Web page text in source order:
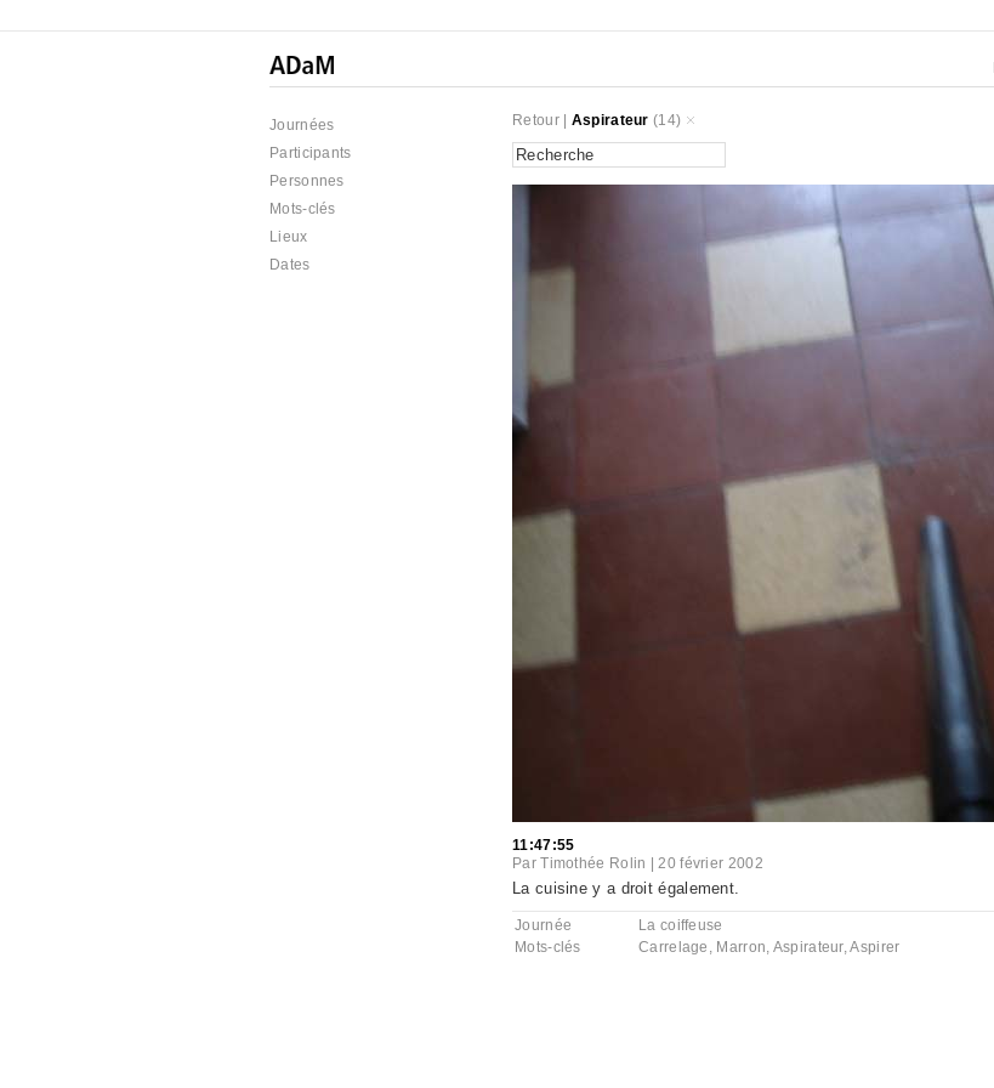
Journées
Participants
Personnes
Mots-clés
Lieux
Dates
Retour| Aspirateur (14)
11:47:55
ParTimothée Rolin |20 février 2002
La cuisine y a droit également.
Journée
La coiffeuse
Mots-clés
Carrelage , Marron, Aspirateur,Aspirer